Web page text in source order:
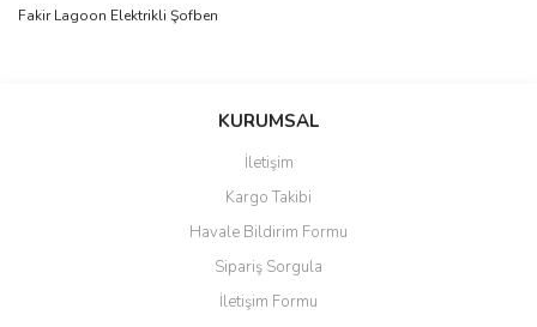
Fakir Lagoon Elektrikli Şofben
Bu ürüne ilk yorumu siz yapın!
Ürün resmi kalitesiz, bozuk veya görüntülenemiyor.
Ürün açıklamasında eksik bilgiler bulunuyor.
Ürün bilgilerinde hatalar bulunuyor.
Ürün fiyatı diğer sitelerden daha pahalı.
KURUMSAL
İletişim
Kargo Takibi
Havale Bildirim Formu
Sipariş Sorgula
İletişim Formu